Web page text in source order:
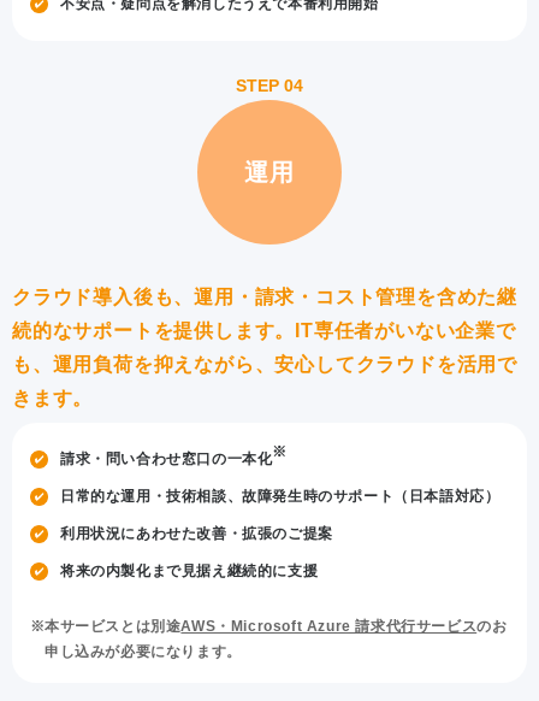
不安点・疑問点を解消したうえで本番利用開始
運用
クラウド導入後も、運用・請求・コスト管理を含めた継
続的なサポートを提供します。
IT専任者がいない企業で
も、運用負荷を抑えながら、安心してクラウドを活用で
きます。
請求・問い合わせ窓口の一本化※
日常的な運用・技術相談、故障発生時のサポート（日本語対応）
利用状況にあわせた改善・拡張のご提案
将来の内製化まで見据え継続的に支援
本サービスとは別途AWS・Microsoft Azure 請求代行サービスのお
申し込みが必要になります。